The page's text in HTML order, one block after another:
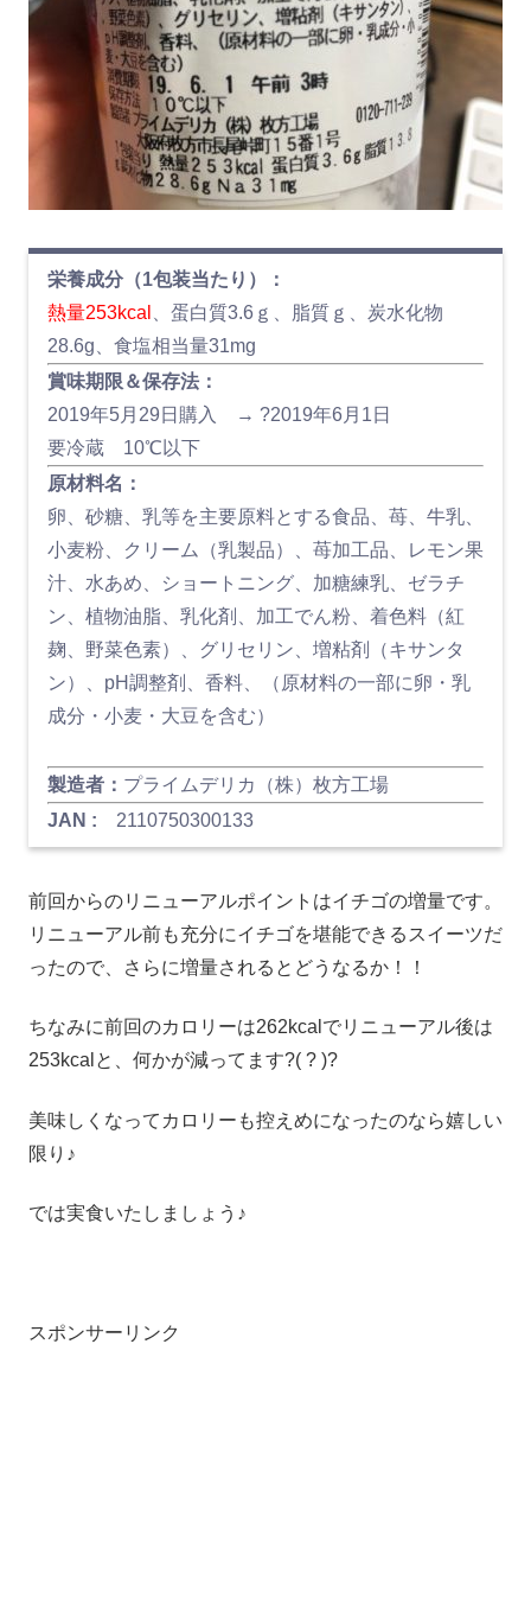
栄養成分（1包装当たり）：
熱量253kcal
、蛋白質3.6ｇ、脂質ｇ、炭水化物
28.6g、食塩相当量31mg
賞味期限＆保存法：
2019年5月29日購入 → ?2019年6月1日
要冷蔵 10℃以下
原材料名：
卵、砂糖、乳等を主要原料とする食品、苺、牛乳、
小麦粉、クリーム（乳製品）、苺加工品、レモン果
汁、水あめ、ショートニング、加糖練乳、ゼラチ
ン、植物油脂、乳化剤、加工でん粉、着色料（紅
麹、野菜色素）、グリセリン、増粘剤（キサンタ
ン）、pH調整剤、香料、（原材料の一部に卵・乳
成分・小麦・大豆を含む）
製造者： プライムデリカ（株）枚方工場
JAN : 2110750300133
前回からのリニューアルポイントはイチゴの増量です。
リニューアル前も充分にイチゴを堪能できるスイーツだ
ったので、さらに増量されるとどうなるか！！
ちなみに前回のカロリーは262kcalでリニューアル後は
253kcalと、何かが減ってます?( ? )?
美味しくなってカロリーも控えめになったのなら嬉しい
限り♪
では実食いたしましょう♪
スポンサーリンク